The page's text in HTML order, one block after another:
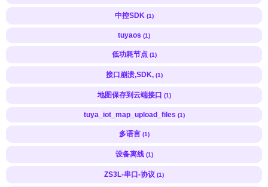
中控SDK (1)
tuyaos (1)
低功耗节点 (1)
接口崩溃,SDK, (1)
地图保存到云端接口 (1)
tuya_iot_map_upload_files (1)
多语言 (1)
设备离线 (1)
ZS3L-串口-协议 (1)